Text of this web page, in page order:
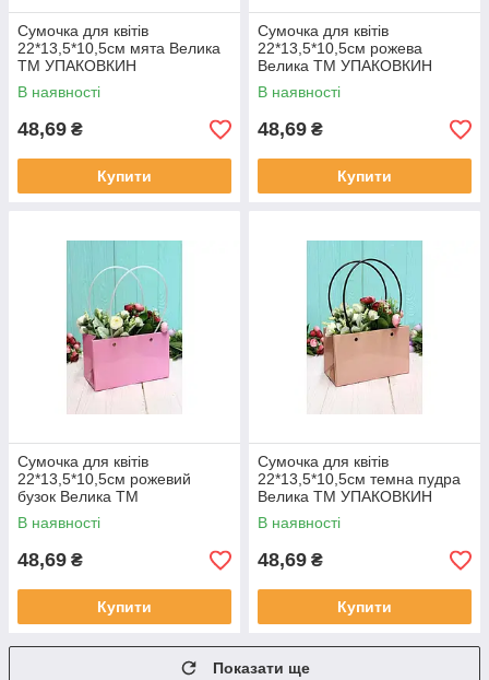
Сумочка для квітів
22*13,5*10,5см мята Велика
ТМ УПАКОВКИН
В наявності
48,69 ₴
Купити
Сумочка для квітів
22*13,5*10,5см рожева
Велика ТМ УПАКОВКИН
В наявності
48,69 ₴
Купити
Сумочка для квітів
22*13,5*10,5см рожевий
бузок Велика ТМ
УПАКОВКИН
В наявності
48,69 ₴
Купити
Сумочка для квітів
22*13,5*10,5см темна пудра
Велика ТМ УПАКОВКИН
В наявності
48,69 ₴
Купити
Показати ще